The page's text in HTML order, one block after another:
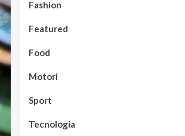
Fashion
Featured
Food
Motori
Sport
Tecnologia